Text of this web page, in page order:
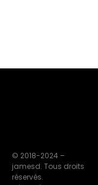
© 2018-2024 –
jamesd. Tous droits
réservés.